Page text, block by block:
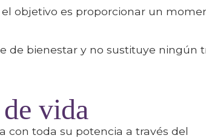
objetivo es proporcionar un
de bienestar y no sustituye ningún
vida
con toda su potencia a través del